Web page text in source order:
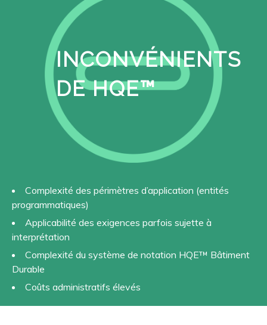
INCONVÉNIENTS
DE HQE™
Complexité des périmètres d’application (entités
programmatiques)
Applicabilité des exigences parfois sujette à
interprétation
Complexité du système de notation HQE™ Bâtiment
Durable
Coûts administratifs élevés